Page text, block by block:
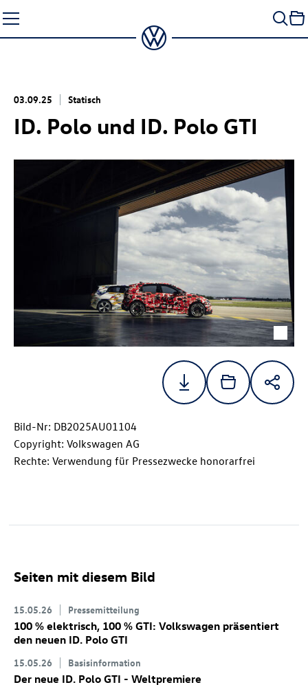
Seiteninhalt
springen
03.09.25 Statisch
ID. Polo und ID. Polo GTI
Bild-Nr: DB2025AU01104
Copyright: Volkswagen AG
Rechte: Verwendung für Pressezwecke honorarfrei
Seiten mit diesem Bild
15.05.26 Pressemitteilung
100 % elektrisch, 100 % GTI: Volkswagen präsentiert
den neuen ID. Polo GTI
15.05.26 Basisinformation
Der neue ID. Polo GTI - Weltpremiere